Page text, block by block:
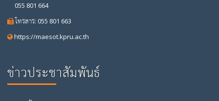
055 801 664
โทรสาร: 055 801 663
https://maesot.kpru.ac.th
ข่าวประชาสัมพันธ์